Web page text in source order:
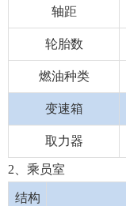
轴距
轮胎数
燃油种类
变速箱
取力器
2、乘员室
结构